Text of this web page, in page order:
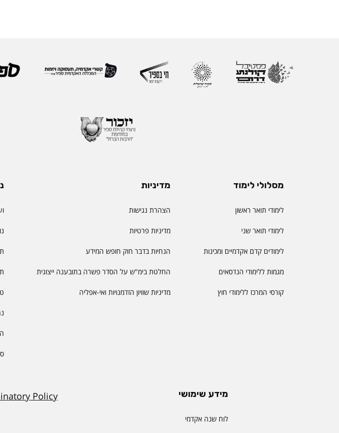
מסלולי לימוד
לימודי תואר ראשון
לימודי תואר שני
לימודים קדם אקדמיים ומכינות
מגמות ללימודי הנדסאים
קורסי המרכז ללימודי חוץ
מדיניות
הצהרת נגישות
מדיניות פרטיות
הנחיות בדבר חוק חופש המידע
החלטת בימ"ש על הסדר פשרה בתובענה ייצוגית
מדיניות שוויון הזדמנויות ואי-אפליה
מידע שימושי
לוח שנה אקדמי
Policy